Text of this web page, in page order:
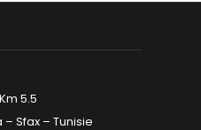
5.5
– Sfax – Tunisie